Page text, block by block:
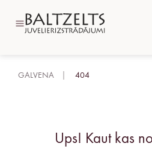
GALVENA 404
Ups! Kaut kas